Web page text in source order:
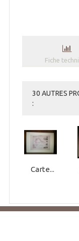
Fiche
30 AUTRES
:
Carte...